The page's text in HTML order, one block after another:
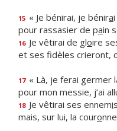
15 « Je bénirai, je bénira
pour rassasier de pain
16 Je vêtirai de gloire
et ses fidèles crieront,
17 « Là, je ferai germer
pour mon messie, j’ai
18 Je vêtirai ses ennemi
mais, sur lui, la couro